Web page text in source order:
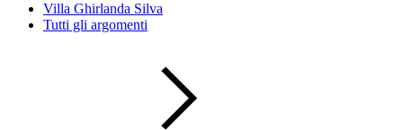
Villa Ghirlanda Silva
Tutti gli argomenti